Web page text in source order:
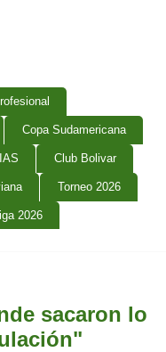
Copa Sudamericana
Club Bolivar
Torneo 2026
2026
sacaron lo